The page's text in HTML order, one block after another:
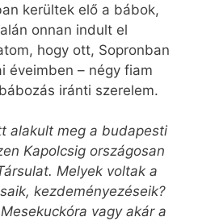
kerültek elő a bábok,
onnan indult el
hogy ott, Sopronban
éveimben – négy fiam
iránti szerelem.
alakult meg a budapesti
Kapolcsig országosan
Melyek voltak a
kezdeményezéseik?
vagy akár a